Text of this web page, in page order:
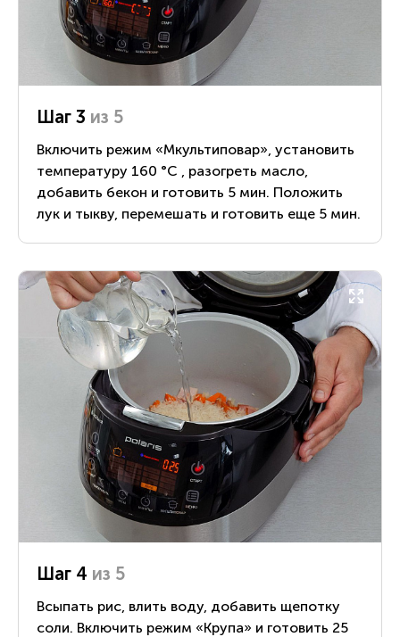
Шаг 3 из 5
Включить режим «Мкультиповар», установить
температуру 160 °С , разогреть масло,
добавить бекон и готовить 5 мин. Положить
лук и тыкву, перемешать и готовить еще 5 мин.
Шаг 4 из 5
Всыпать рис, влить воду, добавить щепотку
соли. Включить режим «Крупа» и готовить 25